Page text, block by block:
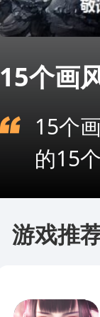
15个画
15个
的15
游戏推